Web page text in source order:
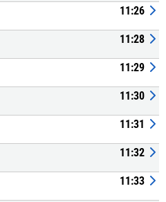
11:26
11:28
11:29
11:30
11:31
11:32
11:33